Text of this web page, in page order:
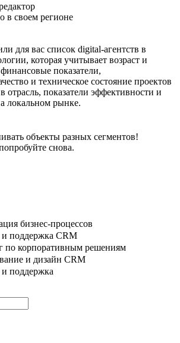
в своем регионе
для вас список digital-агентств в
которая учитывает возраст и
показатели,
и техническое состояние проектов
отрасль, показатели эффективности и
локальном рынке.
объекты разных сегментов!
снова.
бизнес-процессов
поддержка CRM
по корпоративным решениям
и дизайн CRM
и поддержка